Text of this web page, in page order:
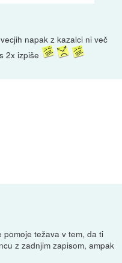
napak z kazalci ni več
2x izpiše
pomoje težava v tem, da ti
z zadnjim zapisom, ampak